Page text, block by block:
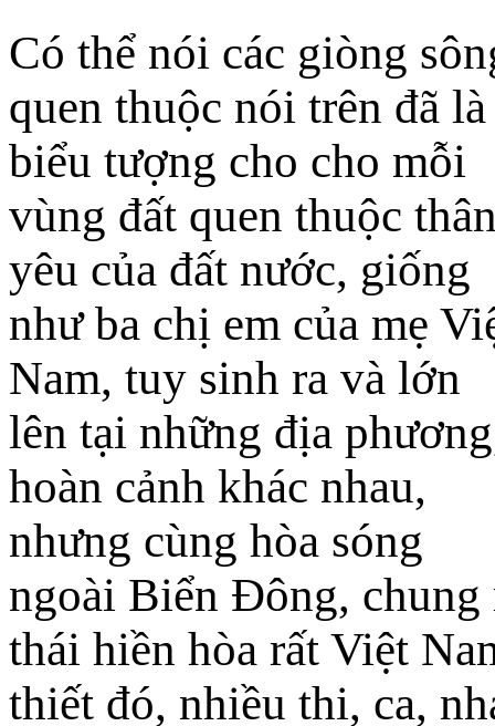
Có thể nói các giòng
quen thuộc nói trên đã là
biểu tượng cho cho mỗi
vùng đất quen thuộc
yêu của đất nước, giống
như ba chị em của mẹ
Nam, tuy sinh ra và lớn
lên tại những địa
hoàn cảnh khác nhau,
nhưng cùng hòa sóng
ngoài Biển Đông, chung
thái hiền hòa rất Việt
thiết đó, nhiều thi, ca,